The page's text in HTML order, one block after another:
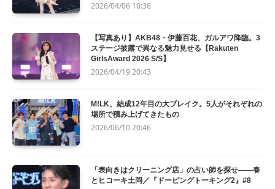
2026/04/06 10:36
【写真あり】AKB48・伊藤百花、ガルアワ降臨。3
ステージ披露で異なる魅力見せる【Rakuten
GirlsAward 2026 S/S】
2026/04/19 20:43
M!LK、結成12年目の大ブレイク。5人がそれぞれの
場所で積み上げてきたもの
2026/06/10 20:46
「表向きはクリーニング店」の占い師を探せ——春
とヒコーキ土岡／『ドーピングトーキング2』#8